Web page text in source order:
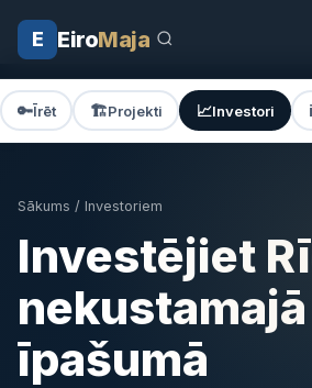
E EiroMaja
🔑Īrēt 🏗️Projekti 📈Investori ℹ️
Sākums / Investoriem
Investējiet
nekustamajā
īpašumā